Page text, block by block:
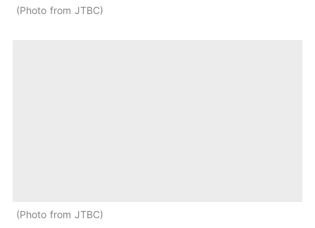
Photo from JTBC
Photo from JTBC